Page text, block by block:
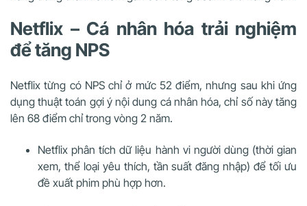
Netflix – Cá nhân hóa trải nghiệm
để tăng NPS
Netflix từng có NPS chỉ ở mức 52 điểm, nhưng sau khi ứng
dụng thuật toán gợi ý nội dung cá nhân hóa, chỉ số này tăng
lên 68 điểm chỉ trong vòng 2 năm.
Netflix phân tích dữ liệu hành vi người dùng (thời gian
xem, thể loại yêu thích, tần suất đăng nhập) để tối ưu
đề xuất phim phù hợp hơn.